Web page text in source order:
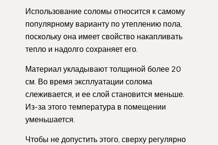
Использование соломы относится к самому
популярному варианту по утеплению пола,
поскольку она имеет свойство накапливать
тепло и надолго сохраняет его.
Материал укладывают толщиной более 20
см. Во время эксплуатации солома
слеживается, и ее слой становится меньше.
Из-за этого температура в помещении
уменьшается.
Чтобы не допустить этого, сверху регулярно